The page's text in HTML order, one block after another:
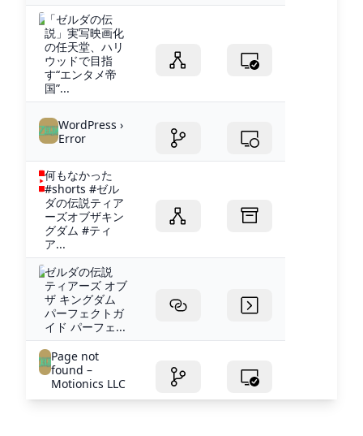
「ゼルダの伝
説」実写映画化
の任天堂、ハリ
ウッドで目指
す“エンタメ帝
国”...
WordPress ›
Error
何もなかった
#shorts #ゼル
ダの伝説ティア
ーズオブザキン
グダム #ティ
ア...
ゼルダの伝説
ティアーズ オブ
ザ キングダム
パーフェクトガ
イド パーフェ...
Page not
found –
Motionics LLC